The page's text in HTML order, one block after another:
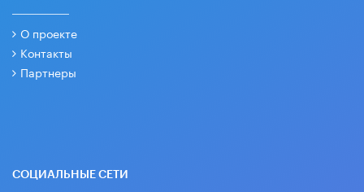
О проекте
Контакты
Партнеры
СОЦИАЛЬНЫЕ СЕТИ